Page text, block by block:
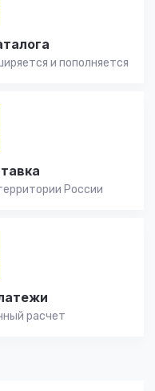
и пополняется
России
расчет